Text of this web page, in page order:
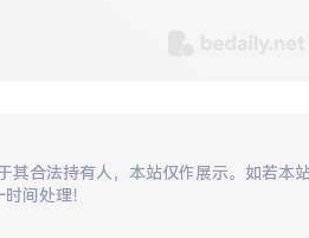
合法持有人，本站仅作展示。如若本
间处理！